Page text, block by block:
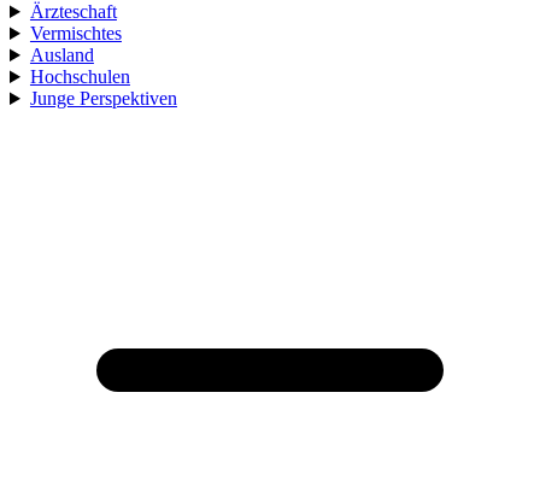
Ärzteschaft
Vermischtes
Ausland
Hochschulen
Junge Perspektiven